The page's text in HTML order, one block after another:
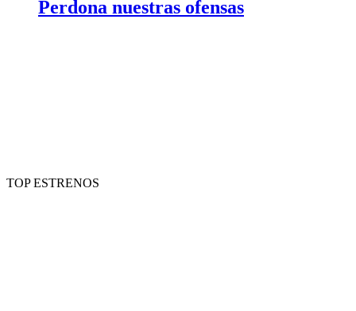
Perdona nuestras ofensas
TOP ESTRENOS